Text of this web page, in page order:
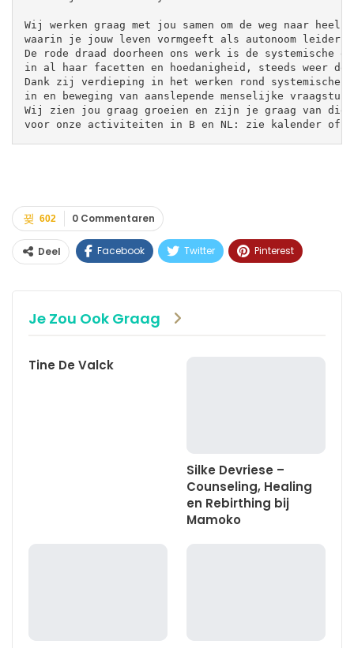
Wij werken graag met jou samen om de weg naar
waarin je jouw leven vormgeeft als autonoom
De rode draad doorheen ons werk is de
in al haar facetten en hoedanigheid, steeds weer
Dank zij verdieping in het werken rond systemische
in en beweging van aanslepende menselijke
Wij zien jou graag groeien en zijn je graag van
voor onze activiteiten in B en NL: zie kalender of
0 Commentaren
602
Deel Facebook Twitter Pinterest
Je Zou Ook Graag
Tine De Valck
Silke Devriese –
Counseling, Healing
en Rebirthing bij
Mamoko